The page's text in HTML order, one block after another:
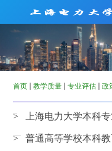
首页 教学质量 专业评估 政
> 上海电力大学本科
> 普通高等学校本科